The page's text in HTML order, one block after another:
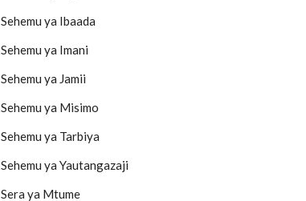
Sehemu ya Ibaada
Sehemu ya Imani
Sehemu ya Jamii
Sehemu ya Misimo
Sehemu ya Tarbiya
Sehemu ya Yautangazaji
Sera ya Mtume